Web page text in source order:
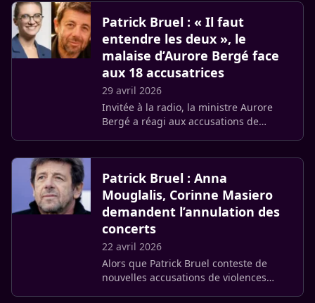
Patrick Bruel : « Il faut
entendre les deux », le
malaise d’Aurore Bergé face
aux 18 accusatrices
29 avril 2026
Invitée à la radio, la ministre Aurore
Bergé a réagi aux accusations de
Patrick Bruel : Anna
Mouglalis, Corinne Masiero
demandent l’annulation des
concerts
22 avril 2026
Alors que Patrick Bruel conteste de
nouvelles accusations de violences